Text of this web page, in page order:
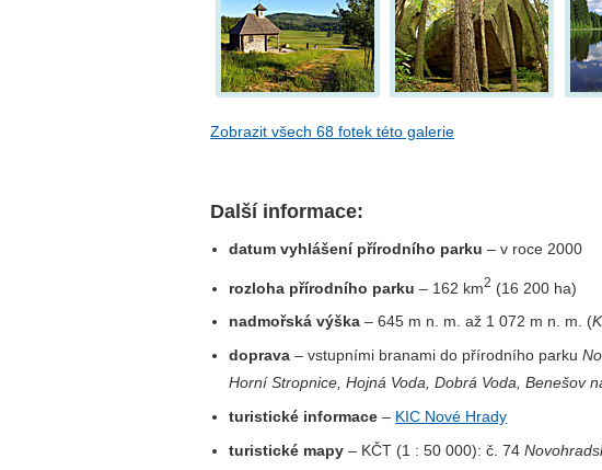
Zobrazit všech 68 fotek této galerie
Další informace:
datum vyhlášení přírodního parku – v roce 2000
rozloha přírodního parku – 162 km2 (16 200 ha)
nadmořská výška – 645 m n. m. až 1 072 m n. m. (
doprava – vstupními branami do přírodního parku
Horní Stropnice, Hojná Voda, Dobrá Voda, Benešov
turistické informace – KIC Nové Hrady
turistické mapy – KČT (1 : 50 000): č. 74